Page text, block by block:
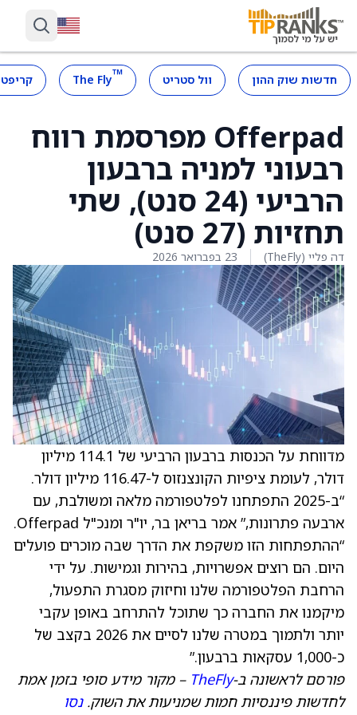
חדשות שוק ההון וול סטריט ™
The Fly
Offerpad מפרסמת רווח
רבעוני למניה ברבעון
הרביעי (24 סנט), שתי
תחזיות (27 סנט)
דה פליי (TheFly) 23 בפברואר 2026
מדווחת על הכנסות ברבעון הרביעי של 114.1 מיליון
דולר, לעומת ציפיות הקונצנזוס ל-116.47 מיליון דולר.
“ב-2025 התפתחנו לפלטפורמה מלאה ומשולבת, עם
ארבעה פתרונות,” אמר בריאן בר, יו"ר ומנכ"ל Offerpad.
“ההתפתחות הזו משקפת את הדרך שבה מוכרים פועלים
היום. הם רוצים אפשרויות, בהירות וגמישות. על ידי
הרחבת הפלטפורמה שלנו וחיזוק מסגרת התפעול,
מיקמנו את החברה כך שתוכל להתרחב באופן עקבי
יותר ולתמוך במטרה שלנו לסיים את 2026 בקצב של
כ-1,000 עסקאות ברבעון.”
פורסם לראשונה ב-TheFly – מקור מידע סופי בזמן אמת
לחדשות פיננסיות חמות שמניעות את השוק.נסו